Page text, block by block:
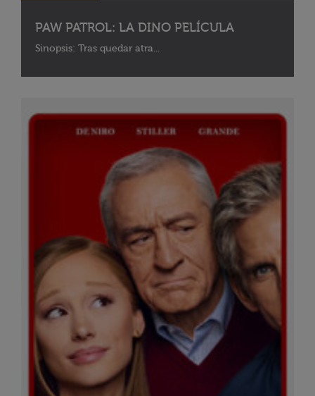
PAW PATROL: LA DINO PELÍCULA
Sinopsis: Tras quedar atra...